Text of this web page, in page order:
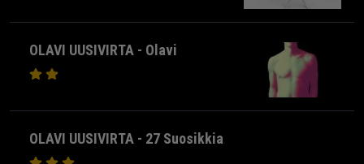
OLAVI UUSIVIRTA - Olavi
OLAVI UUSIVIRTA - 27 Suosikkia